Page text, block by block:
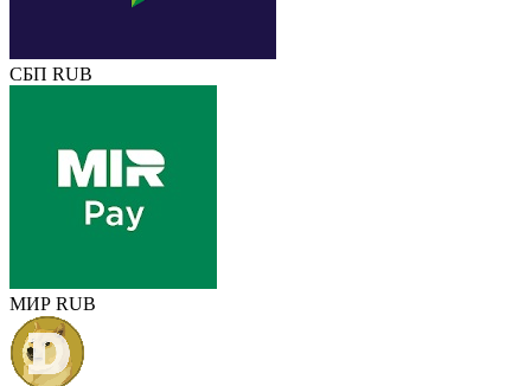
СБП RUB
МИР RUB